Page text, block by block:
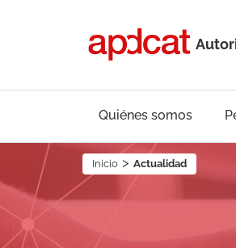
Quiénes somos
Inicio Actualidad